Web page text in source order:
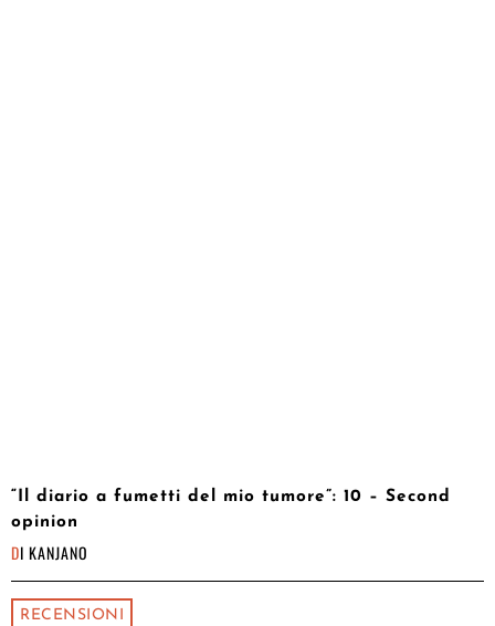
“Il diario a fumetti del mio tumore”: 10 – Second
opinion
DI KANJANO
RECENSIONI